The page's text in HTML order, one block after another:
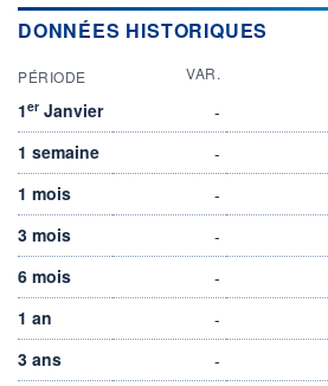
DONNÉES HISTORIQUES
PÉRIODE VAR.
1er Janvier -
1 semaine
-
1 mois
-
3 mois
-
6 mois
-
1 an
-
3 ans
-